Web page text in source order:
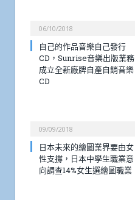
06/10/2018
自己的作品音樂自己發行
CD，Sunrise音樂出版業務
成立全新廠牌自產自銷音樂
CD
09/09/2018
日本未來的繪圖業界要由女
性支撐，日本中學生職業意
向調查14%女生選繪圖職業